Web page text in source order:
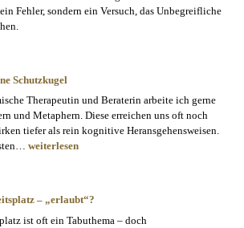
Fehler, sondern ein Versuch, das Unbegreifliche
Schutzkugel
Therapeutin und Beraterin arbeite ich gerne
und Metaphern. Diese erreichen uns oft noch
tiefer als rein kognitive Heransgehensweisen.
Imagination:
weiterlesen
– „erlaubt“?
ist oft ein Tabuthema – doch